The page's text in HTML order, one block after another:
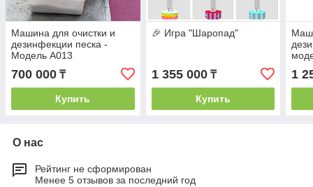
Машина для очистки и
дезинфекции песка -
Модель A013
700 000 ₸
Купить
🎉 Игра "Шаропад"
1 355 000₸
Купить
1
О нас
Рейтинг не сформирован
Менее 5 отзывов за последний год